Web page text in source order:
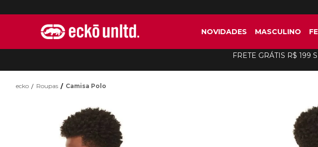
NOVIDADES MASCULINO
FRETE GRÁTIS R$ 199
ecko Roupas Camisa Polo